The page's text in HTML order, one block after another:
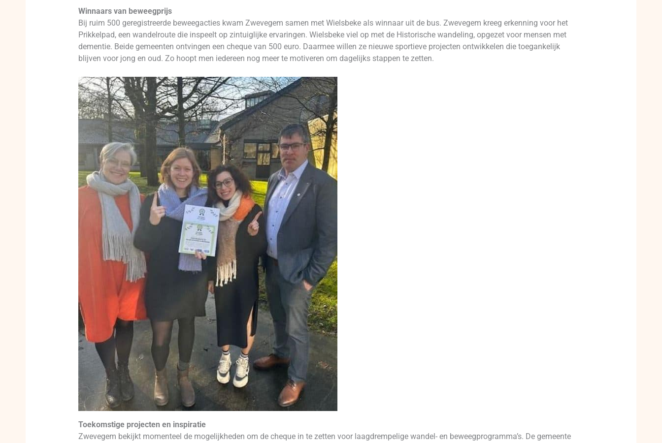
Winnaars van beweegprijs
Bij ruim 500 geregistreerde beweegacties kwam Zwevegem samen met Wielsbeke als winnaar uit de bus. Zwevegem kreeg erkenning voor het
Prikkelpad, een wandelroute die inspeelt op zintuiglijke ervaringen. Wielsbeke viel op met de Historische wandeling, opgezet voor mensen met
dementie. Beide gemeenten ontvingen een cheque van 500 euro. Daarmee willen ze nieuwe sportieve projecten ontwikkelen die toegankelijk
blijven voor jong en oud. Zo hoopt men iedereen nog meer te motiveren om dagelijks stappen te zetten.
Toekomstige projecten en inspiratie
Zwevegem bekijkt momenteel de mogelijkheden om de cheque in te zetten voor laagdrempelige wandel- en beweegprogramma’s. De gemeente